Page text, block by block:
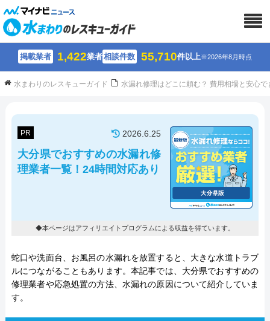
掲載業者 1,422業者相談件数 55,710件以上※2026年8月時点
水まわりのレスキューガイド 水漏れ修理はどこに頼む？ 費用相場と安心で
PR 2026.6.25
大分県でおすすめの水漏れ修
理業者一覧！24時間対応あり
◆本ページはアフィリエイトプログラムによる収益を得ています。
蛇口や洗面台、お風呂の水漏れを放置すると、大きな水道トラブ
ルにつながることもあります。本記事では、大分県でおすすめの
修理業者や応急処置の方法、水漏れの原因について紹介していま
す。